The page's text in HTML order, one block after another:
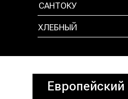
САНТОКУ
ХЛЕБНЫЙ